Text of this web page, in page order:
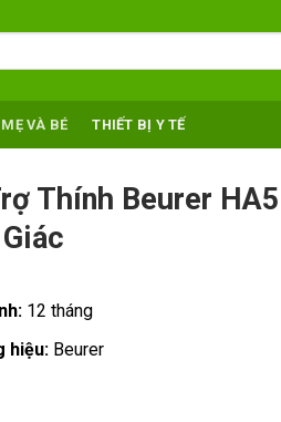
MẸ VÀ BÉ THIẾT BỊ Y TẾ
Thính Beurer
12 tháng
hiệu:Beurer